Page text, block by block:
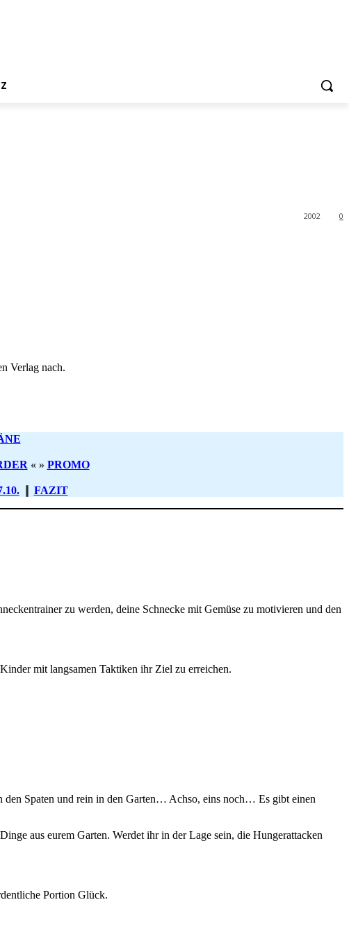
0
2002
Verlag nach.
« » PROMO
❙ FAZIT
zu werden, deine Schnecke mit Gemüse zu motivieren und den
mit langsamen Taktiken ihr Ziel zu erreichen.
den Spaten und rein in den Garten… Achso, eins noch… Es gibt einen
aus eurem Garten. Werdet ihr in der Lage sein, die Hungerattacken
Portion Glück.